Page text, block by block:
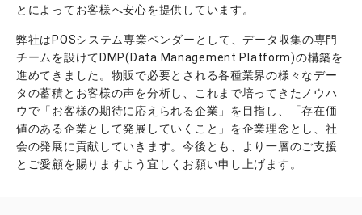
とによってお客様へ安心を提供しています。
弊社はPOSシステム専業ベンダーとして、データ収集の専門
チームを設けてDMP(Data Management Platform)の構築を
進めてきました。物販で必要とされる各種業界の様々なデー
タの蓄積とお客様の声を分析し、これまで培ってきたノウハ
ウで「お客様の期待に応えられる企業」を目指し、「存在価
値のある企業として発展していくこと」を企業理念とし、社
会の発展に貢献していきます。今後とも、より一層のご支援
とご愛顧を賜りますよう宜しくお願い申し上げます。